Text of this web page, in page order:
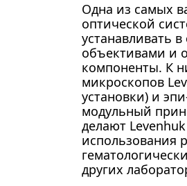
Одна из самых
оптической
устанавливать
объективами и
компоненты. К
микроскопов
установки) и
модульный
делают
использования
других